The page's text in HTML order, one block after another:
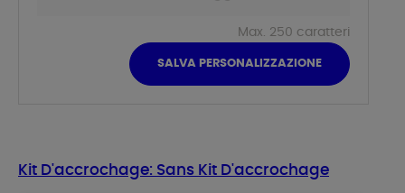
Max. 250 caratteri
SALVA PERSONALIZZAZIONE
Kit D'accrochage: Sans Kit D'accrochage